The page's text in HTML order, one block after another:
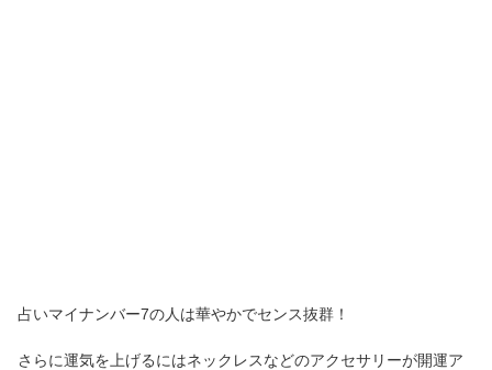
占いマイナンバー7の人は華やかでセンス抜群！
さらに運気を上げるにはネックレスなどのアクセサリーが開運ア